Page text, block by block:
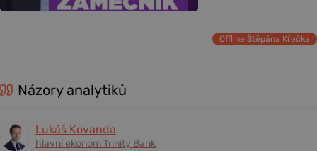
Offline Štěpána Křečka
Názory analytiků
Lukáš Kovanda
hlavní ekonom Trinity Bank